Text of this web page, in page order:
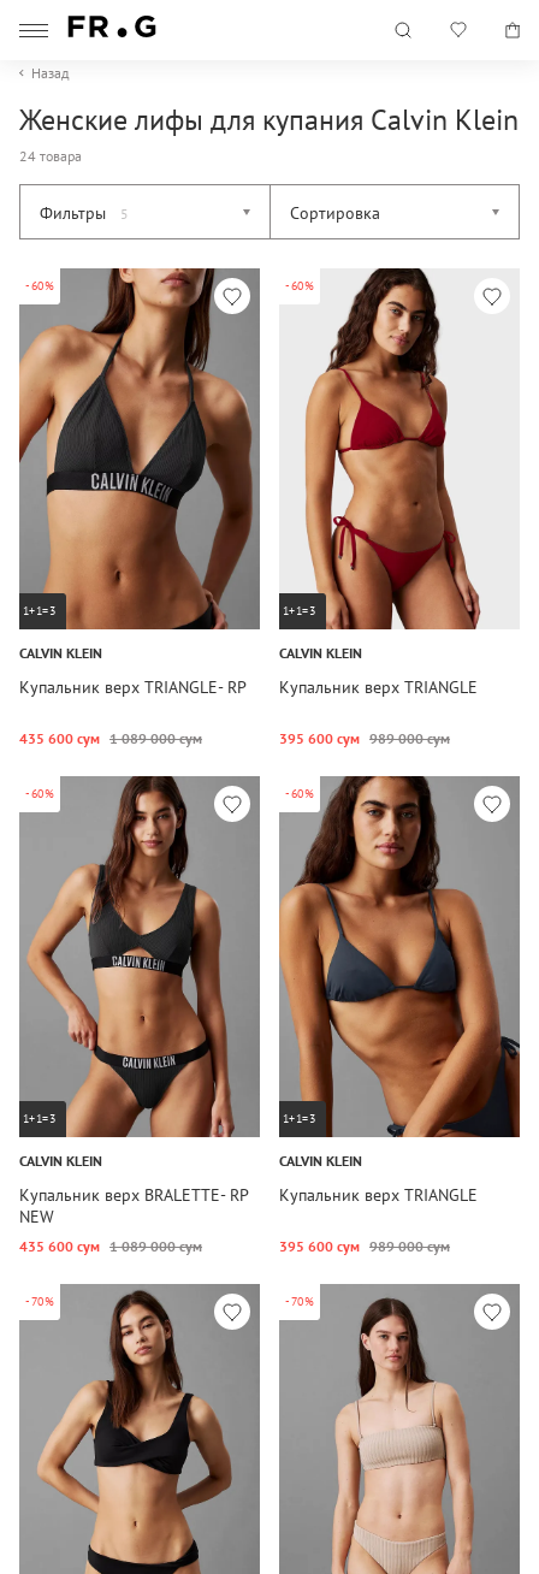
Назад
Женские лифы для купания Calvin Klein
24 товара
Фильтры 5 Сортировка
-60%
1+1=3
CALVIN KLEIN
Купальник верх TRIANGLE- RP
435 600 сум 1 089 000 сум
-60%
1+1=3
CALVIN KLEIN
Купальник верх TRIANGLE
395 600 сум 989 000 сум
-60%
1+1=3
CALVIN KLEIN
Купальник верх BRALETTE- RP
NEW
435 600 сум 1 089 000 сум
-60%
1+1=3
CALVIN KLEIN
Купальник верх TRIANGLE
395 600 сум 989 000 сум
-70% -70%